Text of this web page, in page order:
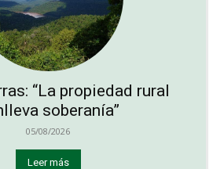
“La propiedad rural
soberanía”
05/08/2026
Leer más